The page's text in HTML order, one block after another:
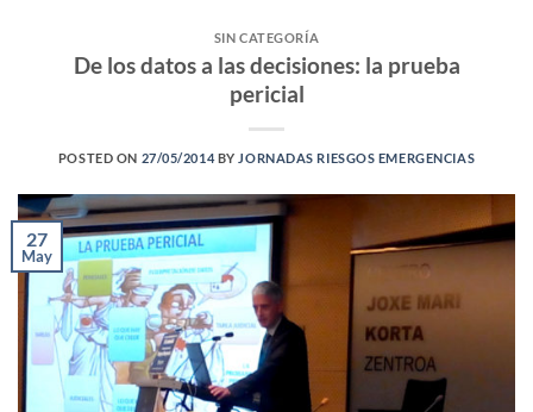
SIN CATEGORÍA
De los datos a las decisiones: la prueba
pericial
POSTED ON 27/05/2014 BY JORNADAS RIESGOS EMERGENCIAS
27
May